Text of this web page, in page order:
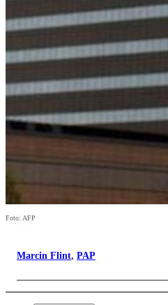
Foto: AFP
Marcin Flint, PAP